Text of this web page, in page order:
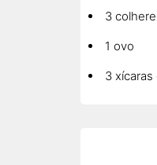
3
1 ovo
3